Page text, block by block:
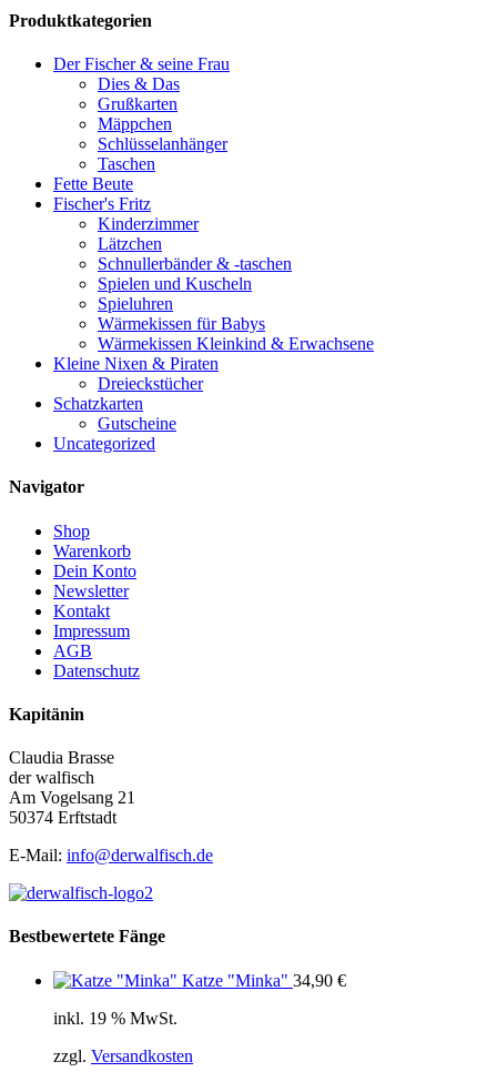
Produktkategorien
Der Fischer & seine Frau
Dies & Das
Grußkarten
Mäppchen
Schlüsselanhänger
Taschen
Fette Beute
Fischer's Fritz
Kinderzimmer
Lätzchen
Schnullerbänder & -taschen
Spielen und Kuscheln
Spieluhren
Wärmekissen für Babys
Wärmekissen Kleinkind & Erwachsene
Kleine Nixen & Piraten
Dreieckstücher
Schatzkarten
Gutscheine
Uncategorized
Navigator
Shop
Warenkorb
Dein Konto
Newsletter
Kontakt
Impressum
AGB
Datenschutz
Kapitänin
Claudia Brasse
der walfisch
Am Vogelsang 21
50374 Erftstadt
E-Mail: info@derwalfisch.de
Bestbewertete Fänge
Katze "Minka" 34,90 €
inkl. 19 % MwSt.
zzgl. Versandkosten